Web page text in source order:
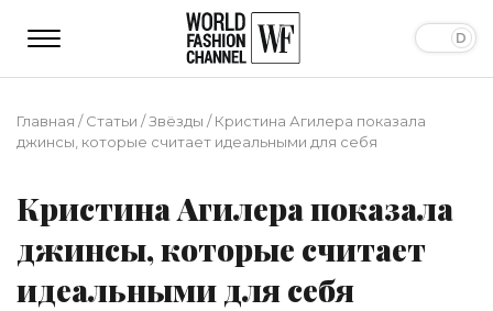
Главная /Статьи /Звёзды /Кристина Агилера показала
джинсы, которые считает идеальными для себя
Кристина Агилера показала
джинсы, которые считает
идеальными для себя